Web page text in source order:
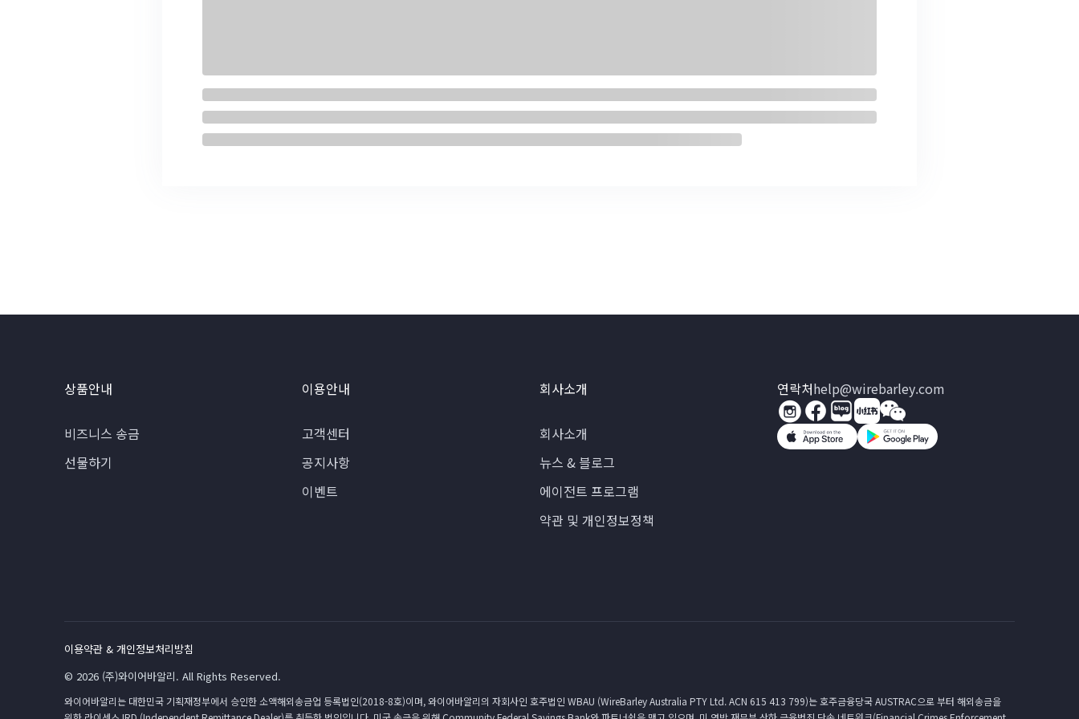
상품안내
비즈니스 송금
선물하기
이용안내
고객센터
공지사항
이벤트
회사소개
회사소개
뉴스 & 블로그
에이전트 프로그램
약관 및 개인정보정책
연락처help@wirebarley.com
이용약관 & 개인정보처리방침
© 2026 (주)와이어바알리. All Rights Reserved.
와이어바알리는 대한민국 기획재정부에서 승인한 소액해외송금업 등록법인(2018-8호)이며, 와이어바알리의 자회사인 호주법인 WBAU (WireBarley Australia PTY Ltd. ACN 615 413 799)는 호주금융당국 AUSTRAC으로 부터 해외송금을